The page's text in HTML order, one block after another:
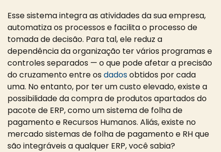
Esse sistema integra as atividades da sua empresa,
automatiza os processos e facilita o processo de
tomada de decisão. Para tal, ele reduz a
dependência da organização ter vários programas e
controles separados — o que pode afetar a precisão
do cruzamento entre osdadosobtidos por cada
uma. No entanto, por ter um custo elevado, existe a
possibilidade da compra de produtos apartados do
pacote de ERP, como um sistema de folha de
pagamento e Recursos Humanos. Aliás, existe no
mercado sistemas de folha de pagamento e RH que
são integráveis a qualquer ERP, você sabia?